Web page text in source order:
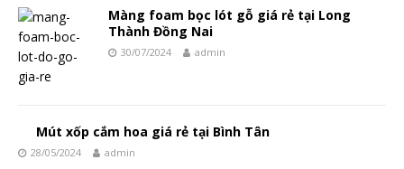
Màng foam bọc lót gỗ giá rẻ tại Long
Thành Đồng Nai
30/07/2024 admin
Mút xốp cắm hoa giá rẻ tại Bình Tân
28/05/2024 admin